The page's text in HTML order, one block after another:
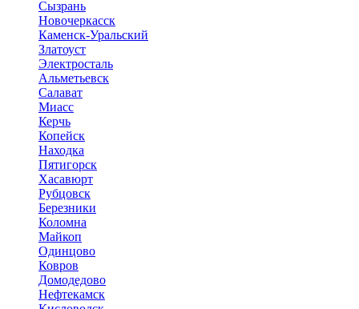
Сызрань
Новочеркасск
Каменск-Уральский
Златоуст
Электросталь
Альметьевск
Салават
Миасс
Керчь
Копейск
Находка
Пятигорск
Хасавюрт
Рубцовск
Березники
Коломна
Майкоп
Одинцово
Ковров
Домодедово
Нефтекамск